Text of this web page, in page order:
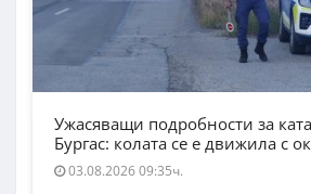
Ужасяващи подробности за
Бургас: колата се е движила с
03.08.2026 09:35ч.